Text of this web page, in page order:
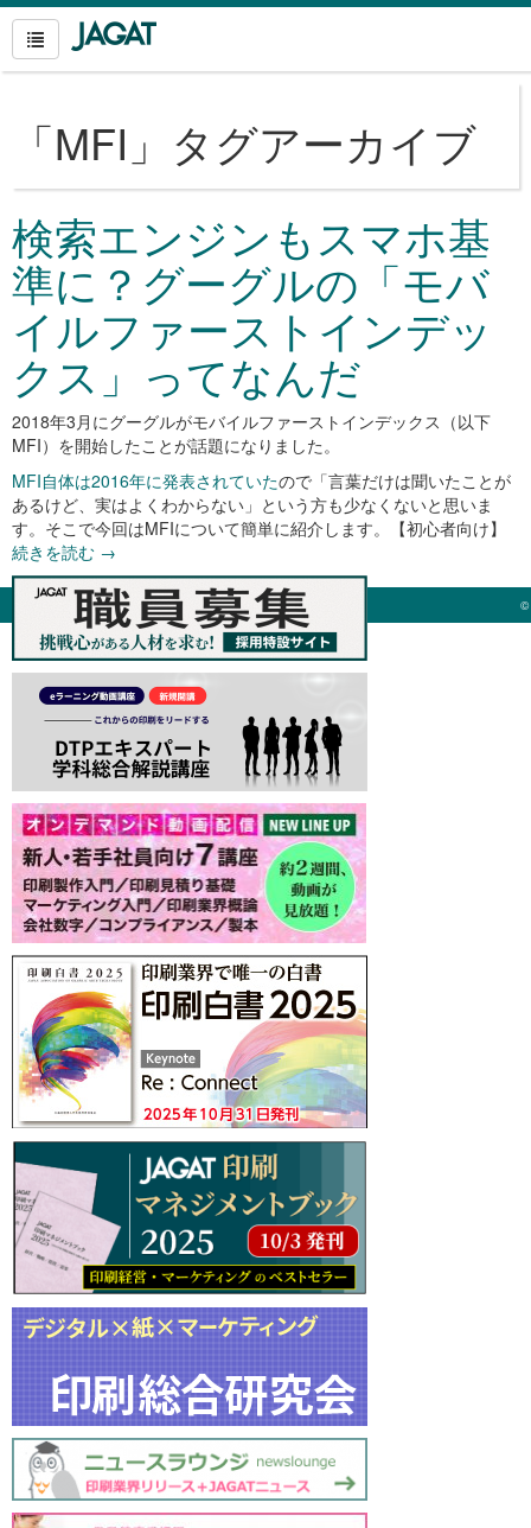
「MFI 」タグアーカイブ
検索エンジンもスマホ基
準に？グーグルの「モバ
イルファーストインデッ
クス」ってなんだ
2018年3月にグーグルがモバイルファーストインデックス（以下
MFI）を開始したことが話題になりました。
MFI自体は2016年に発表されていたので「言葉だけは聞いたことが
あるけど、実はよくわからない」という方も少なくないと思いま
す。そこで今回はMFIについて簡単に紹介します。【初心者向け】
続きを読む →
©